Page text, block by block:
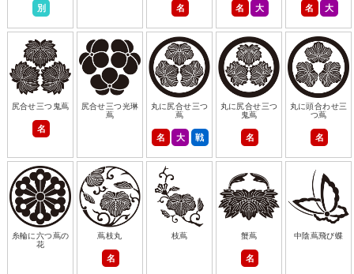
別 名 名 大 名 大
尻合せ三つ鬼蔦
名
尻合せ三つ光琳
蔦
丸に尻合せ三つ
蔦
名 大 戦
丸に尻合せ三つ
鬼蔦
名
丸に頭合わせ三
つ蔦
名
糸輪に六つ蔦の
花
蔦枝丸
名
枝蔦 蟹蔦
名
中陰蔦飛び蝶